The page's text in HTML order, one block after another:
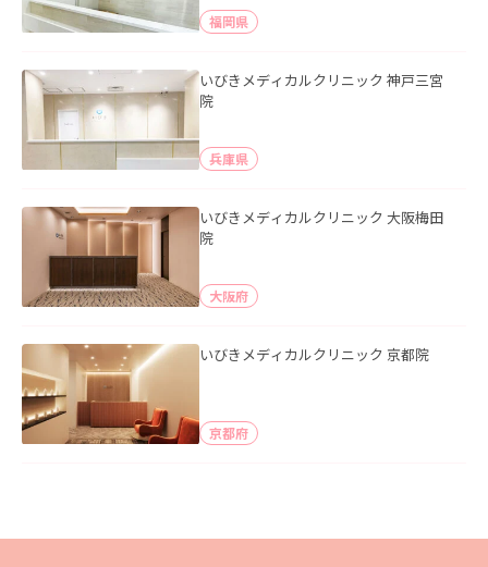
福岡県
いびきメディカルクリニック 神戸三宮
院
兵庫県
いびきメディカルクリニック 大阪梅田
院
大阪府
いびきメディカルクリニック 京都院
京都府